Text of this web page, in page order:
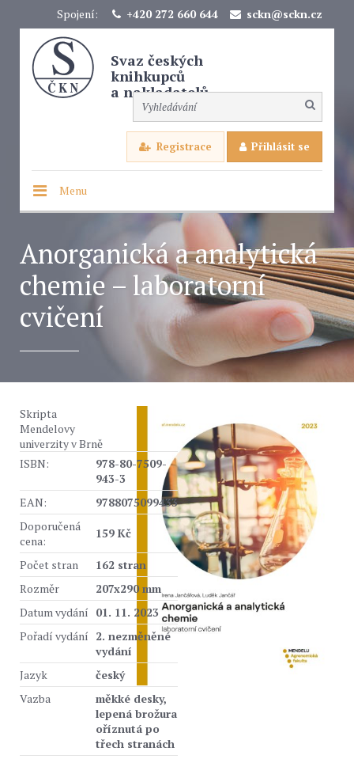
Spojení: +420 272 660 644 sckn@sckn.cz
Svaz českých
knihkupců
a nakladatelů
Registrace Přihlásit se
Menu
Anorganická a analytická
chemie – laboratorní
cvičení
Skripta
Mendelovy
univerzity v Brně
ISBN:
978-80-7509-
943-3
EAN:
9788075099433
Doporučená
cena:
159 Kč
Počet stran
162 stran
Rozměr
207x290 mm
Datum vydání 01. 11. 2023
Pořadí vydání 2. nezměněné
vydání
Jazyk
český
Vazba
měkké desky,
lepená brožura
oříznutá po
třech stranách